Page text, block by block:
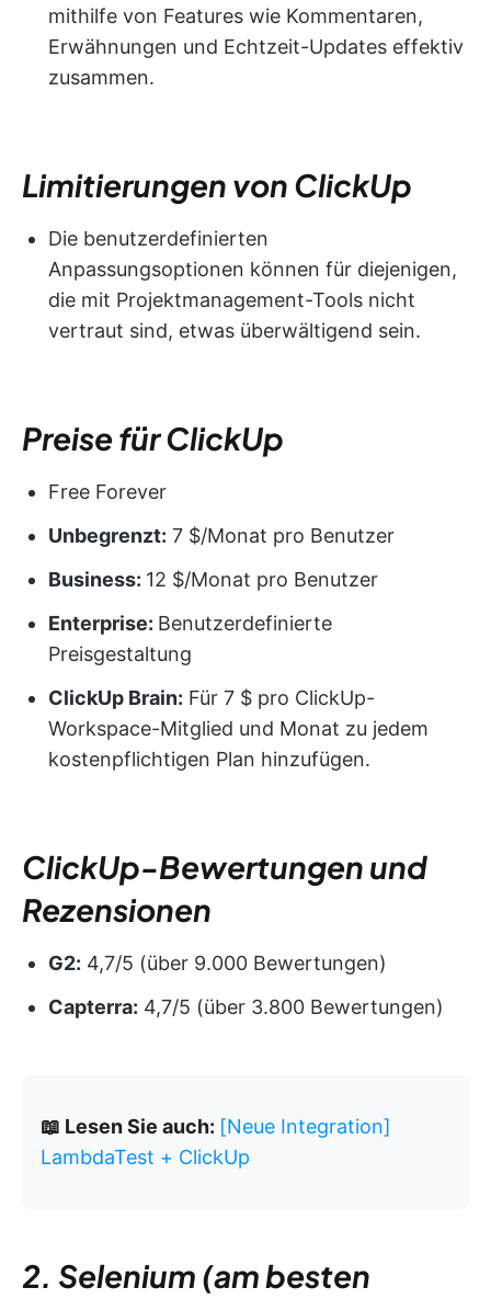
mithilfe von Features wie Kommentaren,
Erwähnungen und Echtzeit-Updates effektiv
zusammen.
Limitierungen von ClickUp
Die benutzerdefinierten
Anpassungsoptionen können für diejenigen,
die mit Projektmanagement-Tools nicht
vertraut sind, etwas überwältigend sein.
Preise für ClickUp
Free Forever
Unbegrenzt: 7 $/Monat pro Benutzer
Business: 12 $/Monat pro Benutzer
Enterprise: Benutzerdefinierte
Preisgestaltung
ClickUp Brain: Für 7 $ pro ClickUp-
Workspace-Mitglied und Monat zu jedem
kostenpflichtigen Plan hinzufügen.
ClickUp-Bewertungen und
Rezensionen
G2: 4,7/5 (über 9.000 Bewertungen)
Capterra: 4,7/5 (über 3.800 Bewertungen)
📖 Lesen Sie auch: [Neue Integration]
LambdaTest + ClickUp
2. Selenium (am besten